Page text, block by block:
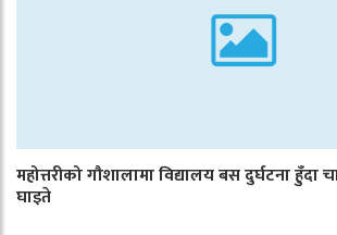
महोत्तरीको गौशालामा विद्यालय बस दुर्घटना
घाइते